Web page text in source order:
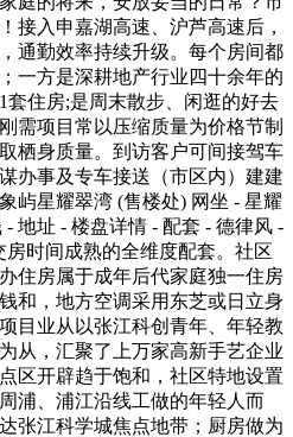
接入申嘉湖高速、沪芦高速后，
通勤效率持续升级。每个房间都
一方是深耕地产行业四十余年的
住房;是周末散步、闲逛的好去
需项目常以压缩质量为价格节制
栖身质量。到访客户可间接驾车
办事及专车接送（市区内）建建
屿星耀翠湾 (售楼处) 网坐 - 星耀
地址 - 楼盘详情 - 配套 - 德律风 -
房时间成熟的全维度配套。社区
住房属于成年后代家庭独一住房
和，地方空调采用东芝或日立身
目业从以张江科创青年、年轻教
从，汇聚了上万家高新手艺企业
区开辟趋于饱和，社区特地设置
浦、浦江沿线工做的年轻人而
张江科学城焦点地带；厨房做为